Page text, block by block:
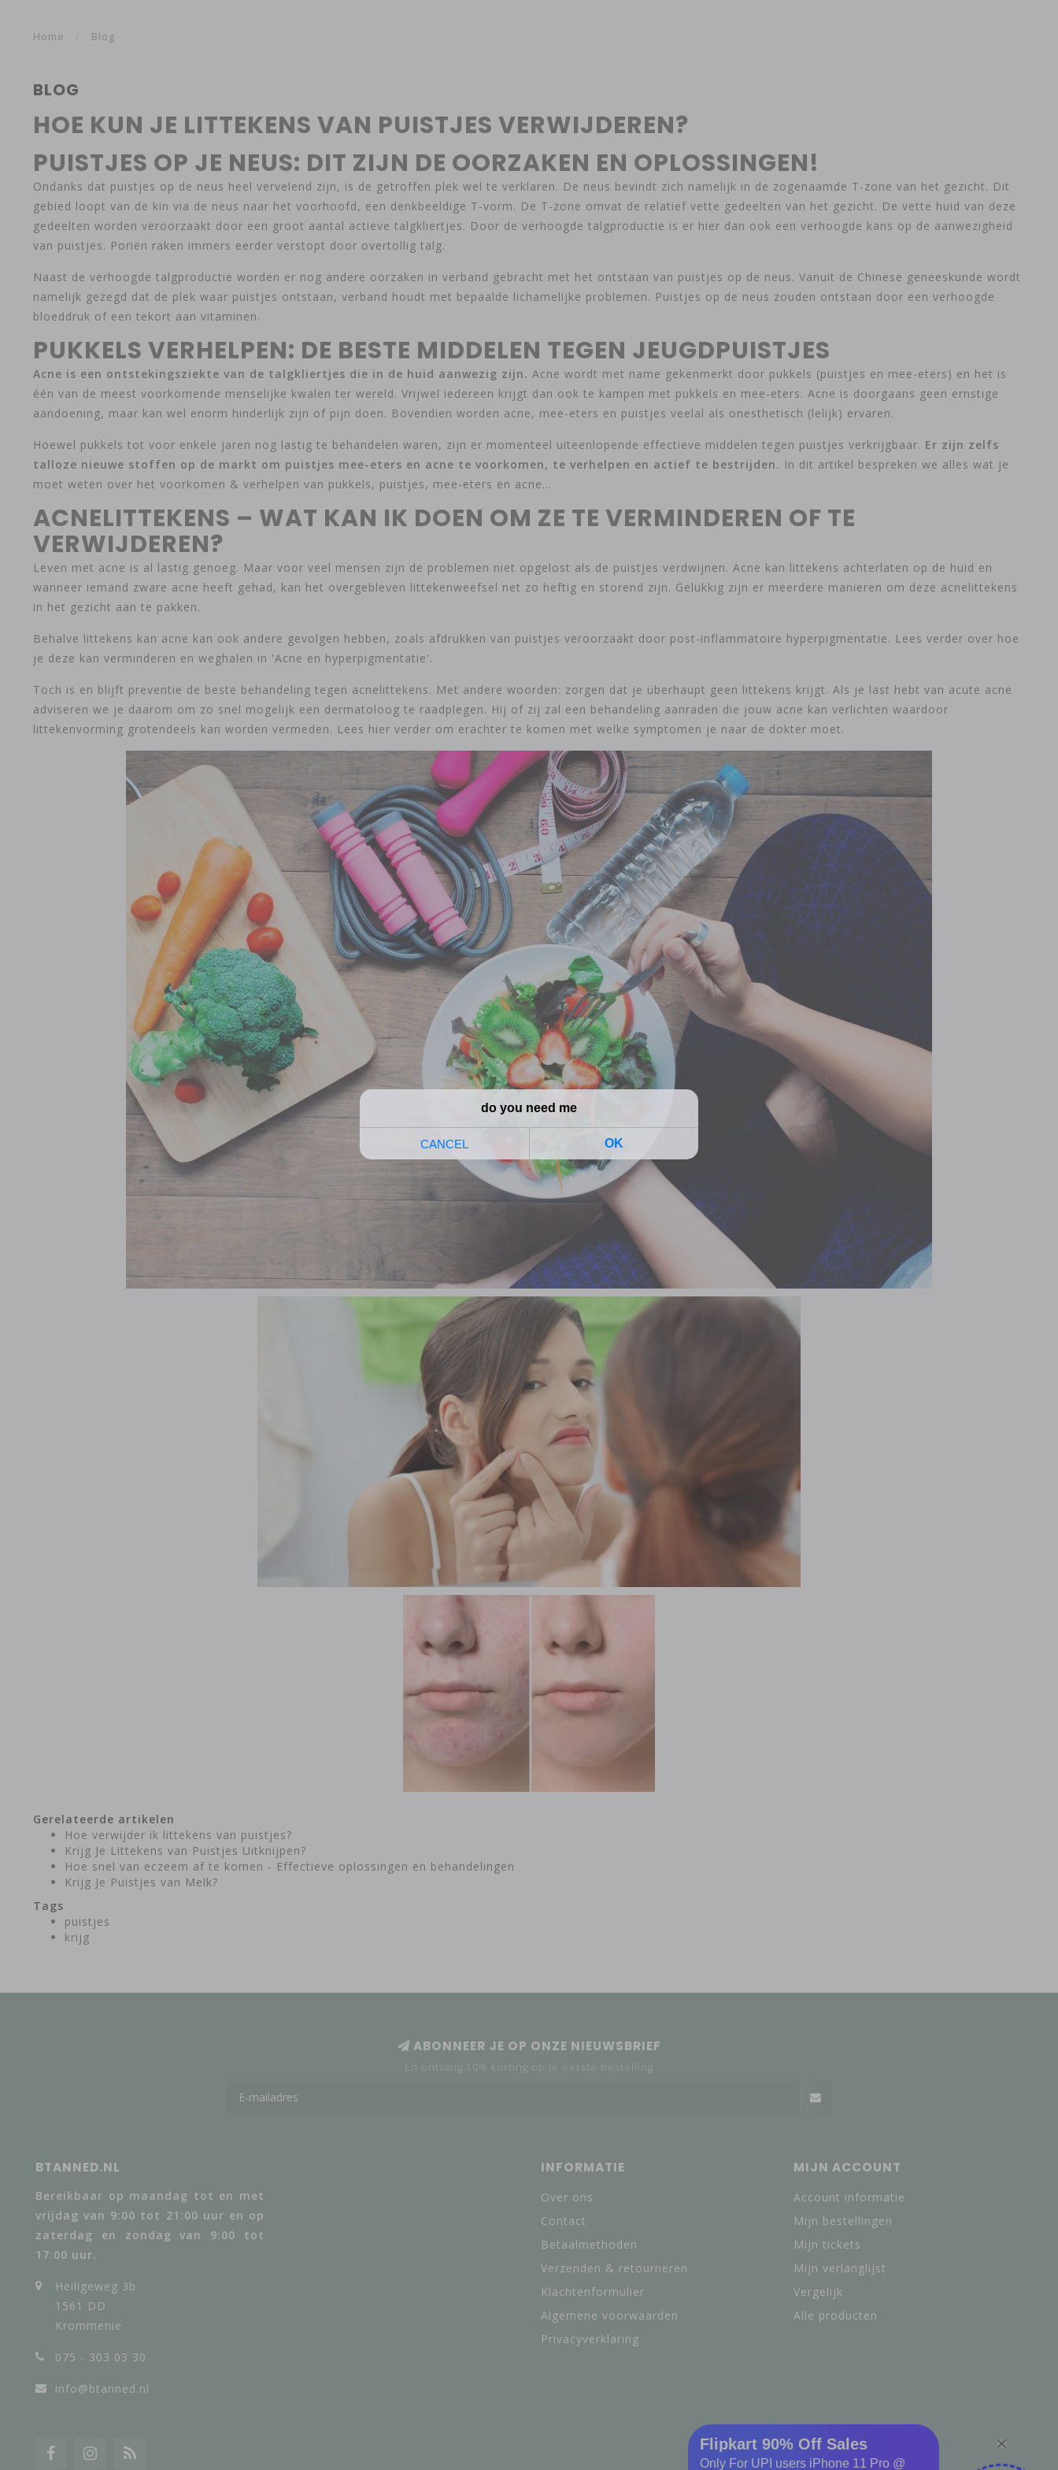
Home Blog
BLOG
HOE KUN JE LITTEKENS VAN PUISTJES VERWIJDEREN?
PUISTJES OP JE NEUS: DIT ZIJN DE OORZAKEN EN OPLOSSINGEN!
Ondanks dat puistjes op de neus heel vervelend zijn, is de getroffen plek wel te verklaren. De neus bevindt zich namelijk in de zogenaamde T-zone van het gezicht. Dit
gebied loopt van de kin via de neus naar het voorhoofd, een denkbeeldige T-vorm. De T-zone omvat de relatief vette gedeelten van het gezicht. De vette huid van deze
gedeelten worden veroorzaakt door een groot aantal actieve talgkliertjes. Door de verhoogde talgproductie is er hier dan ook een verhoogde kans op de aanwezigheid
van puistjes. Poriën raken immers eerder verstopt door overtollig talg.
Naast de verhoogde talgproductie worden er nog andere oorzaken in verband gebracht met het ontstaan van puistjes op de neus. Vanuit de Chinese geneeskunde wordt
namelijk gezegd dat de plek waar puistjes ontstaan, verband houdt met bepaalde lichamelijke problemen. Puistjes op de neus zouden ontstaan door een verhoogde
bloeddruk of een tekort aan vitaminen.
PUKKELS VERHELPEN: DE BESTE MIDDELEN TEGEN JEUGDPUISTJES
Acne is een ontstekingsziekte van de talgkliertjes die in de huid aanwezig zijn. Acne wordt met name gekenmerkt door pukkels (puistjes en mee-eters) en het is
één van de meest voorkomende menselijke kwalen ter wereld. Vrijwel iedereen krijgt dan ook te kampen met pukkels en mee-eters. Acne is doorgaans geen ernstige
aandoening, maar kan wel enorm hinderlijk zijn of pijn doen. Bovendien worden acne, mee-eters en puistjes veelal als onesthetisch (lelijk) ervaren.
Hoewel pukkels tot voor enkele jaren nog lastig te behandelen waren, zijn er momenteel uiteenlopende effectieve middelen tegen puistjes verkrijgbaar. Er zijn zelfs
talloze nieuwe stoffen op de markt om puistjes mee-eters en acne te voorkomen, te verhelpen en actief te bestrijden. In dit artikel bespreken we alles wat je
moet weten over het voorkomen & verhelpen van pukkels, puistjes, mee-eters en acne…
ACNELITTEKENS – WAT KAN IK DOEN OM ZE TE VERMINDEREN OF TE
VERWIJDEREN?
Leven met acne is al lastig genoeg. Maar voor veel mensen zijn de problemen niet opgelost als de puistjes verdwijnen. Acne kan littekens achterlaten op de huid en
wanneer iemand zware acne heeft gehad, kan het overgebleven littekenweefsel net zo heftig en storend zijn. Gelukkig zijn er meerdere manieren om deze acnelittekens
in het gezicht aan te pakken.
Behalve littekens kan acne kan ook andere gevolgen hebben, zoals afdrukken van puistjes veroorzaakt door post-inflammatoire hyperpigmentatie. Lees verder over hoe
je deze kan verminderen en weghalen in 'Acne en hyperpigmentatie'.
Toch is en blijft preventie de beste behandeling tegen acnelittekens. Met andere woorden: zorgen dat je überhaupt geen littekens krijgt. Als je last hebt van acute acne
adviseren we je daarom om zo snel mogelijk een dermatoloog te raadplegen. Hij of zij zal een behandeling aanraden die jouw acne kan verlichten waardoor
littekenvorming grotendeels kan worden vermeden. Lees hier verder om erachter te komen met welke symptomen je naar de dokter moet.
Gerelateerde artikelen
Hoe verwijder ik littekens van puistjes?
Krijg Je Littekens van Puistjes Uitknijpen?
Hoe snel van eczeem af te komen - Effectieve oplossingen en behandelingen
Krijg Je Puistjes van Melk?
Tags
puistjes
krijg
ABONNEER JE OP ONZE NIEUWSBRIEF
En ontvang 10% korting op je eerste bestelling
BTANNED.NL
Bereikbaar op maandag tot en met
vrijdag van 9:00 tot 21:00 uur en op
zaterdag en zondag van 9:00 tot
17:00 uur.
Heiligeweg 3b
1561 DD
Krommenie
075 - 303 03 30
info@btanned.nl
INFORMATIE
Over ons
Contact
Betaalmethoden
Verzenden & retourneren
Klachtenformulier
Algemene voorwaarden
Privacyverklaring
MIJN ACCOUNT
Account informatie
Mijn bestellingen
Mijn tickets
Mijn verlanglijst
Vergelijk
Alle producten